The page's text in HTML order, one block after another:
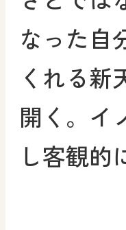
なった自
くれる新
開く。イ
し客観的